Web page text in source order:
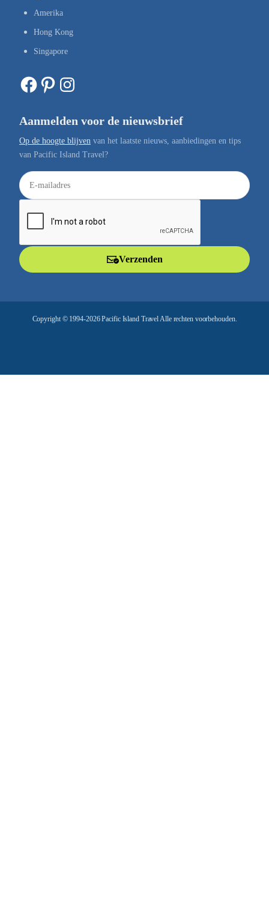
Amerika
Hong Kong
Singapore
Facebook Pinterest Instagram
Aanmelden voor de nieuwsbrief
Op de hoogte blijven van het laatste nieuws, aanbiedingen en tips
van Pacific Island Travel?
E
-
a
Verzenden
Copyright © 1994-2026 Pacific Island Travel Alle rechten voorbehouden.